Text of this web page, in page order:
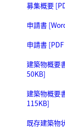
募集概要
申請書
申請書
建築物概要
50KB]
建築物概要
115KB]
既存建築物